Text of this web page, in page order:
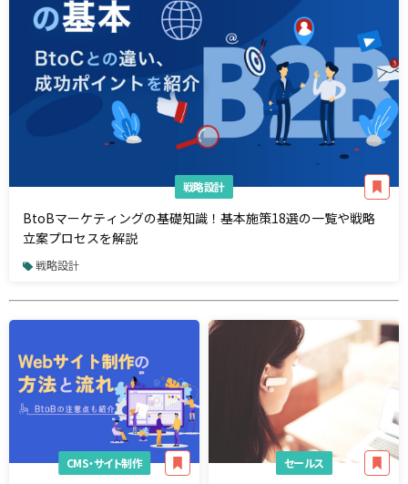
戦略設計
BtoBマーケティングの基礎知識！基本施策18選の一覧や戦略
立案プロセスを解説
戦略設計
CMS・サイト制作 セールス